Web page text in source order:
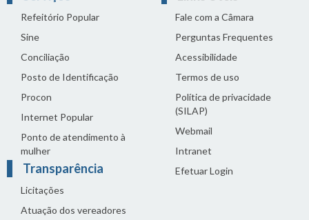
Refeitório Popular
Sine
Conciliação
Posto de Identificação
Procon
Internet Popular
Ponto de atendimento à
mulher
Transparência
Licitações
Atuação dos vereadores
Fale com a Câmara
Perguntas Frequentes
Acessibilidade
Termos de uso
Política de privacidade
(SILAP)
Webmail
Intranet
Efetuar Login